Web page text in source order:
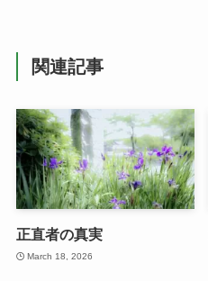
関連記事
正直者の真実
March 18, 2026